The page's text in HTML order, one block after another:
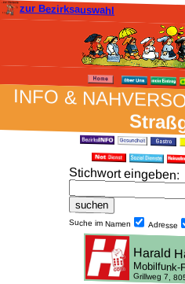
zur Bezirksauswahl
INFO &
Stich­wort ein­geben:
Suche im Namen Adresse